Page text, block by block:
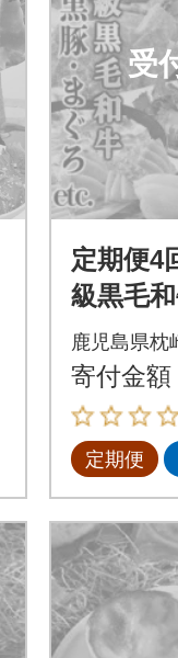
受
定期便
級黒毛
ぐろetc
鹿児島県枕
寄付金額
定期便